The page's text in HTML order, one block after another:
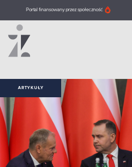
Portal finansowany przez społeczność
ARTYKUŁY